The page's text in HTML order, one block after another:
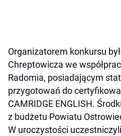
Organizatorem konkursu
Chreptowicza we
Radomia, posiadającym
przygotowań do
CAMRIDGE ENGLISH.
z budżetu Powiatu
W uroczystości uczestniczyli